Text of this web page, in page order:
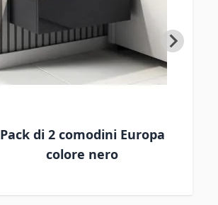
Pack di 2 comodini Europa
colore nero